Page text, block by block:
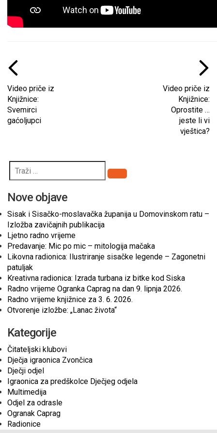
Video priče iz
Knjižnice:
Svemirci
gaćoljupci
Video priče iz
Knjižnice:
Oprostite …
jeste li vi
vještica?
Pretraži
Nove objave
Sisak i Sisačko-moslavačka županija u Domovinskom ratu –
Izložba zavičajnih publikacija
Ljetno radno vrijeme
Predavanje: Mic po mic – mitologija mačaka
Likovna radionica: Ilustriranje sisačke legende – Zagonetni
patuljak
Kreativna radionica: Izrada turbana iz bitke kod Siska
Radno vrijeme Ogranka Caprag na dan 9. lipnja 2026.
Radno vrijeme knjižnice za 3. 6. 2026.
Otvorenje izložbe: „Lanac života“
Kategorije
Čitateljski klubovi
Dječja igraonica Zvončica
Dječji odjel
Igraonica za predškolce Dječjeg odjela
Multimedija
Odjel za odrasle
Ogranak Caprag
Radionice